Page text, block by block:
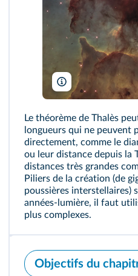
NASA, ESA, and
Le théorème de Thalès
longueurs qui ne peuvent
directement, comme le
ou leur distance depuis la
distances très grandes
Piliers de la création (de
poussières interstellaires)
années-lumière, il faut
plus complexes.
Objectifs du